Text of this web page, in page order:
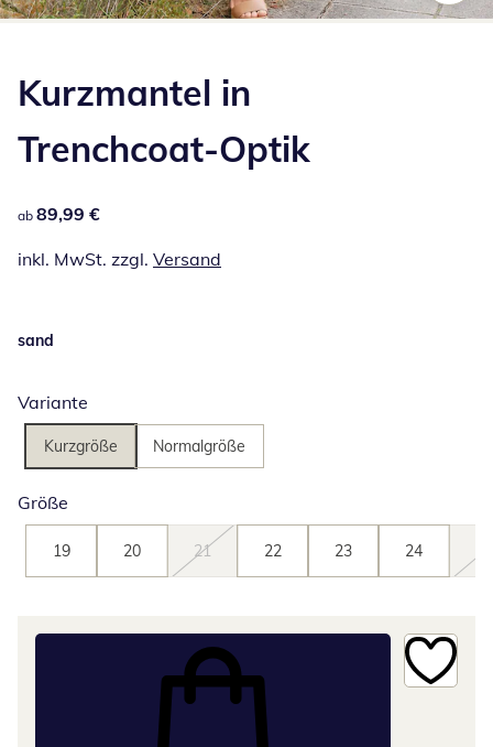
Kurzmantel in
Trenchcoat-Optik
89,99 €
ab 89,99 €
inkl. MwSt. zzgl. Versand
sand
Variante
Kurzgröße Normalgröße
Größe
19 20 21 22 23 24